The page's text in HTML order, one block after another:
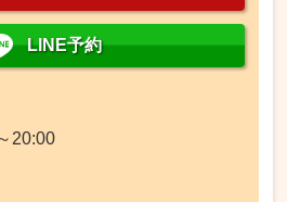
LINE予約
20:00